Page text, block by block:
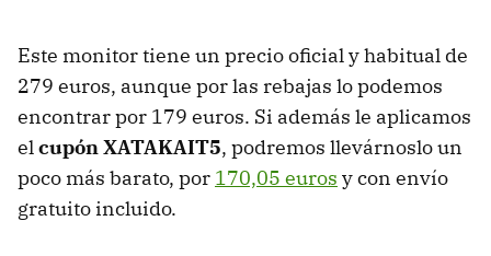
Este monitor tiene un precio oficial y habitual de
279 euros, aunque por las rebajas lo podemos
encontrar por 179 euros. Si además le aplicamos
elcupón XATAKAIT5, podremos llevárnoslo un
poco más barato, por 170,05 euros y con envío
gratuito incluido.